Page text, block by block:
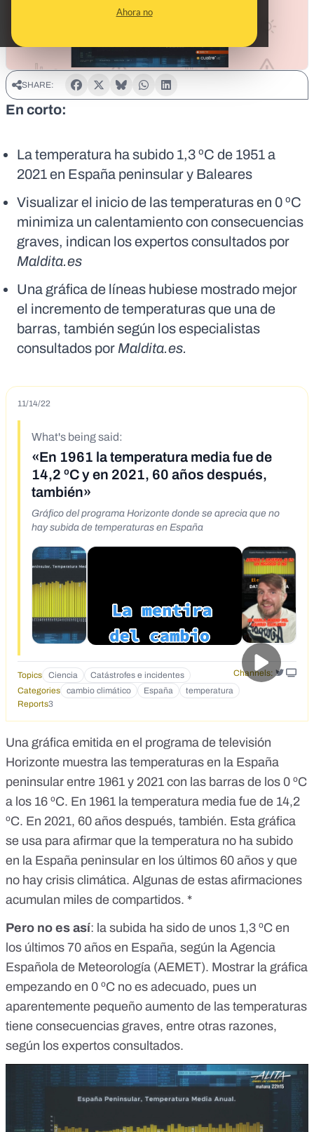
Ahora no
SHARE:
En corto:
La temperatura ha subido 1,3 ºC de 1951 a
2021 en España peninsular y Baleares
Visualizar el inicio de las temperaturas en 0 ºC
minimiza un calentamiento con consecuencias
graves, indican los expertos consultados por
Maldita.es
Una gráfica de líneas hubiese mostrado mejor
el incremento de temperaturas que una de
barras, también según los especialistas
consultados por Maldita.es.
11/14/22
What's being said:
«En 1961 la temperatura media fue de
14,2 ºC y en 2021, 60 años después,
también»
Gráfico del programa Horizonte donde se aprecia que no
hay subida de temperaturas en España
Topics Ciencia Catástrofes e incidentes
Channels:
Categories
cambio climático España
temperatura
Reports3
Una gráfica emitida en el programa de televisión
Horizonte muestra las temperaturas en la España
peninsular entre 1961 y 2021 con las barras de los 0 ºC
a los 16 ºC. En 1961 la temperatura media fue de 14,2
ºC. En 2021, 60 años después, también. Esta gráfica
se usa para afirmar que la temperatura no ha subido
en la España peninsular en los últimos 60 años y que
no hay crisis climática. Algunas de estas afirmaciones
acumulan miles de compartidos. *
Pero no es así: la subida ha sido de unos 1,3 ºC en
los últimos 70 años en España, según la Agencia
Española de Meteorología (AEMET). Mostrar la gráfica
empezando en 0 ºC no es adecuado, pues un
aparentemente pequeño aumento de las temperaturas
tiene consecuencias graves, entre otras razones,
según los expertos consultados.